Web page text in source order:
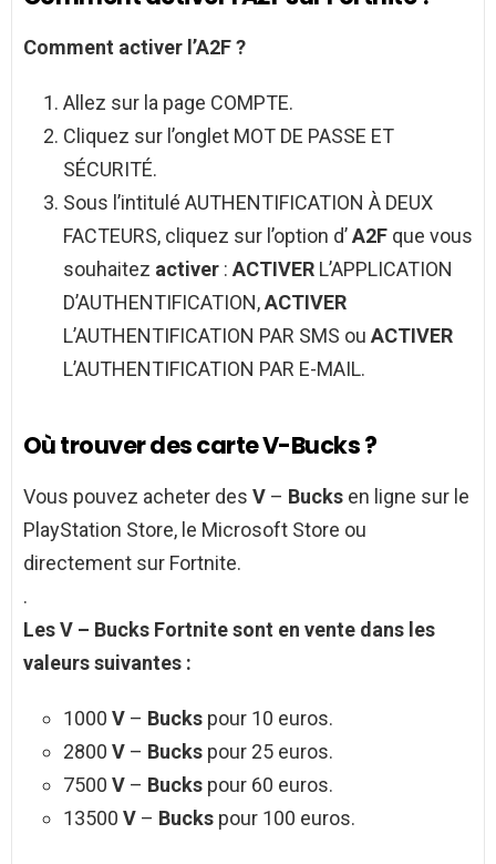
Comment activer l’A2F?
Allez sur la page COMPTE.
Cliquez sur l’onglet MOT DE PASSE ET
SÉCURITÉ.
Sous l’intitulé AUTHENTIFICATION À DEUX
FACTEURS, cliquez sur l’option d’A2F que vous
souhaitez activer : ACTIVER L’APPLICATION
D’AUTHENTIFICATION,ACTIVER
L’AUTHENTIFICATION PAR SMS ou ACTIVER
L’AUTHENTIFICATION PAR E-MAIL.
Où trouver des carte V-Bucks ?
Vous pouvez acheter des V – Bucks en ligne sur le
PlayStation Store, le Microsoft Store ou
directement sur Fortnite.
.
LesV – Bucks Fortnite sont en vente dans les
valeurs suivantes :
1000 V – Bucks pour 10 euros.
2800 V – Bucks pour 25 euros.
7500 V – Bucks pour 60 euros.
13500 V – Bucks pour 100 euros.